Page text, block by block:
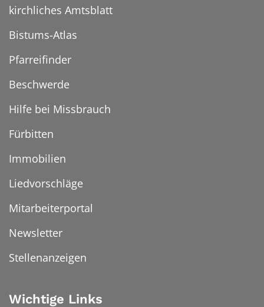
kirchliches Amtsblatt
Bistums-Atlas
Pfarreifinder
Beschwerde
Hilfe bei Missbrauch
Fürbitten
Immobilien
Liedvorschläge
Mitarbeiterportal
Newsletter
Stellenanzeigen
Wichtige Links